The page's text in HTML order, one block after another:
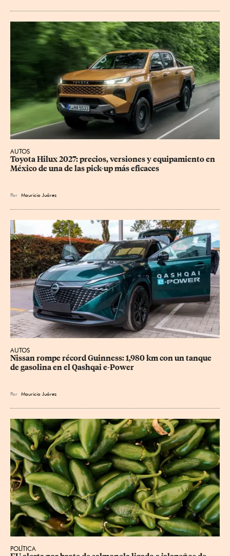
AUTOS
Toyota Hilux 2027: precios, versiones y equipamiento en
México de una de las pick-up más eficaces
Por Mauricio Juárez
AUTOS
Nissan rompe récord Guinness: 1,980 km con un tanque
de gasolina en el Qashqai e-Power
Por Mauricio Juárez
POLÍTICA